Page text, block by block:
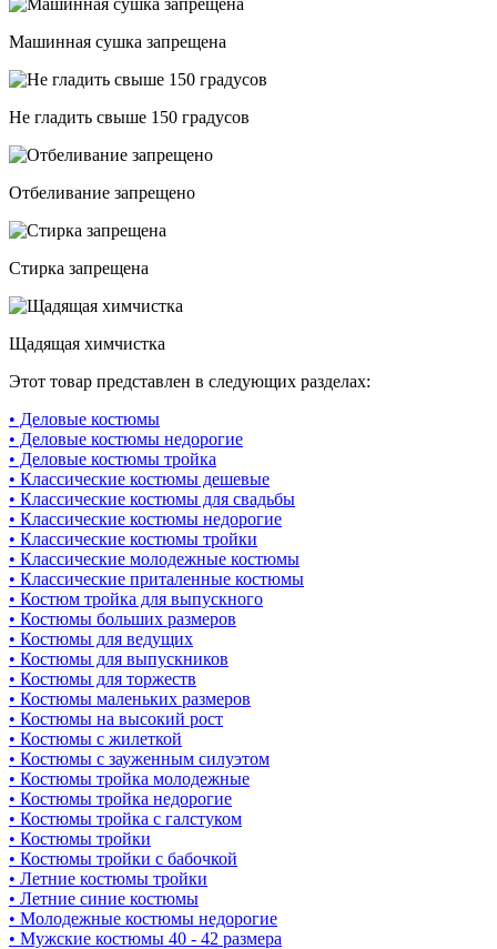
Машинная сушка запрещена
Не гладить свыше 150 градусов
Отбеливание запрещено
Стирка запрещена
Щадящая химчистка
Этот товар представлен в следующих разделах:
• Деловые костюмы
• Деловые костюмы недорогие
• Деловые костюмы тройка
• Классические костюмы дешевые
• Классические костюмы для свадьбы
• Классические костюмы недорогие
• Классические костюмы тройки
• Классические молодежные костюмы
• Классические приталенные костюмы
• Костюм тройка для выпускного
• Костюмы больших размеров
• Костюмы для ведущих
• Костюмы для выпускников
• Костюмы для торжеств
• Костюмы маленьких размеров
• Костюмы на высокий рост
• Костюмы с жилеткой
• Костюмы с зауженным силуэтом
• Костюмы тройка молодежные
• Костюмы тройка недорогие
• Костюмы тройка с галстуком
• Костюмы тройки
• Костюмы тройки с бабочкой
• Летние костюмы тройки
• Летние синие костюмы
• Молодежные костюмы недорогие
• Мужские костюмы 40 - 42 размера